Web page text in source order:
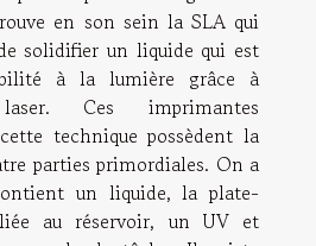
en son sein la SLA qui
solidifier un liquide qui est
à la lumière grâce à
Ces imprimantes
technique possèdent la
parties primordiales. On a
un liquide, la plate-
au réservoir, un UV et